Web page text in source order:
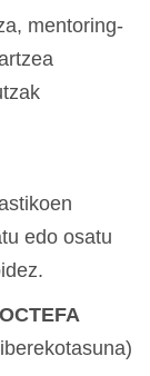
mentoring-
edo osatu